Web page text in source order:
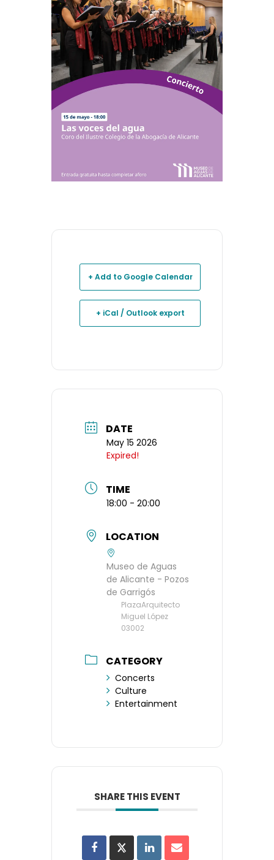
+ Add to Google Calendar
+ iCal / Outlook export
DATE
May 15 2026
Expired!
TIME
18:00 - 20:00
LOCATION
Museo de Aguas
de Alicante - Pozos
de Garrigós
PlazaArquitecto
Miguel López
03002
CATEGORY
Concerts
Culture
Entertainment
SHARE THIS EVENT